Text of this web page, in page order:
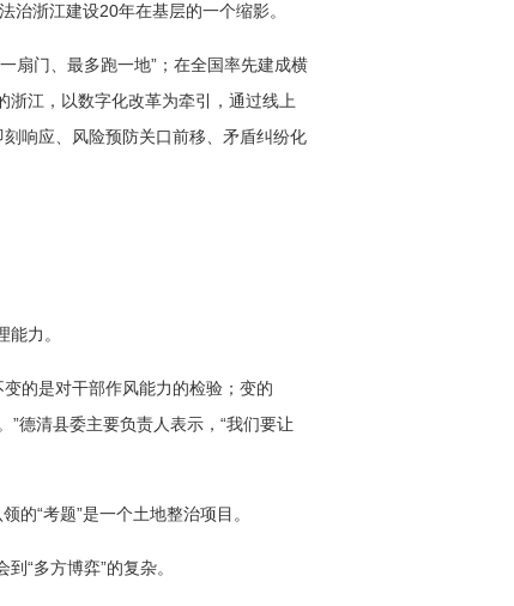
浙江建设20年在基层的一个缩影。
扇门、最多跑一地”；在全国率先建成横
江，以数字化改革为牵引，通过线上
响应、风险预防关口前移、矛盾纠纷化
力。
变的是对干部作风能力的检验；变的
”德清县委主要负责人表示，“我们要让
的“考题”是一个土地整治项目。
“多方博弈”的复杂。